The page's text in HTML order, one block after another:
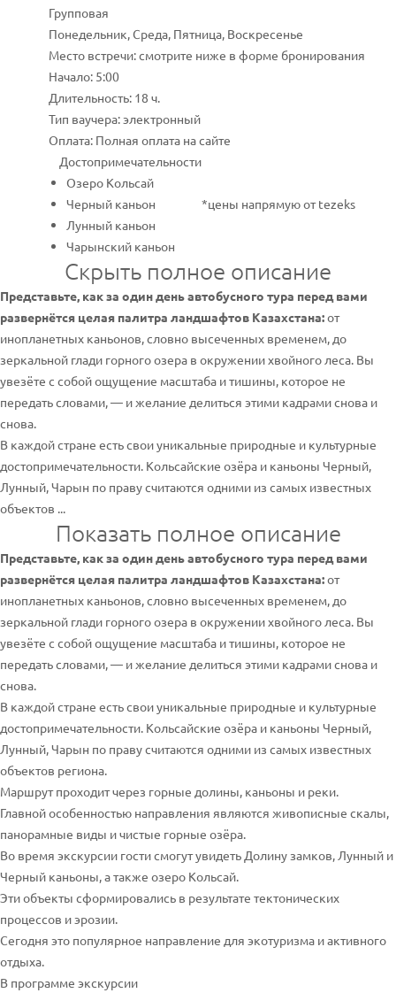
Групповая
Понедельник, Среда, Пятница, Воскресенье
Место встречи: смотрите ниже в форме бронирования
Начало: 5:00
Длительность: 18 ч.
Тип ваучера: электронный
Оплата: Полная оплата на сайте
Достопримечательности
Озеро Кольсай
Черный каньон
Лунный каньон
Чарынский каньон
*цены напрямую от tezeks
Скрыть полное описание
Представьте, как за один день автобусного тура перед вами
развернётся целая палитра ландшафтов Казахстана:от
инопланетных каньонов, словно высеченных временем, до
зеркальной глади горного озера в окружении хвойного леса. Вы
увезёте с собой ощущение масштаба и тишины, которое не
передать словами, — и желание делиться этими кадрами снова и
снова.
В каждой стране есть свои уникальные природные и культурные
достопримечательности. Кольсайские озёра и каньоны Черный,
Лунный, Чарын по праву считаются одними из самых известных
объектов ...
Показать полное описание
Представьте, как за один день автобусного тура перед вами
развернётся целая палитра ландшафтов Казахстана:от
инопланетных каньонов, словно высеченных временем, до
зеркальной глади горного озера в окружении хвойного леса. Вы
увезёте с собой ощущение масштаба и тишины, которое не
передать словами, — и желание делиться этими кадрами снова и
снова.
В каждой стране есть свои уникальные природные и культурные
достопримечательности. Кольсайские озёра и каньоны Черный,
Лунный, Чарын по праву считаются одними из самых известных
объектов региона.
Маршрут проходит через горные долины, каньоны и реки.
Главной особенностью направления являются живописные скалы,
панорамные виды и чистые горные озёра.
Во время экскурсии гости смогут увидеть Долину замков, Лунный и
Черный каньоны, а также озеро Кольсай.
Эти объекты сформировались в результате тектонических
процессов и эрозии.
Сегодня это популярное направление для экотуризма и активного
отдыха.
В программе экскурсии